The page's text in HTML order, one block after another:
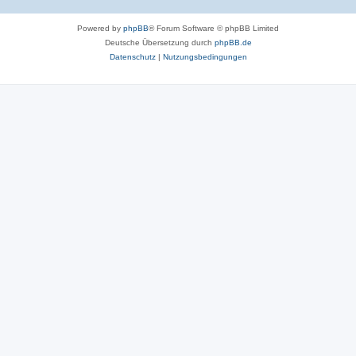
Powered by phpBB® Forum Software © phpBB Limited
Deutsche Übersetzung durch phpBB.de
Datenschutz| Nutzungsbedingungen